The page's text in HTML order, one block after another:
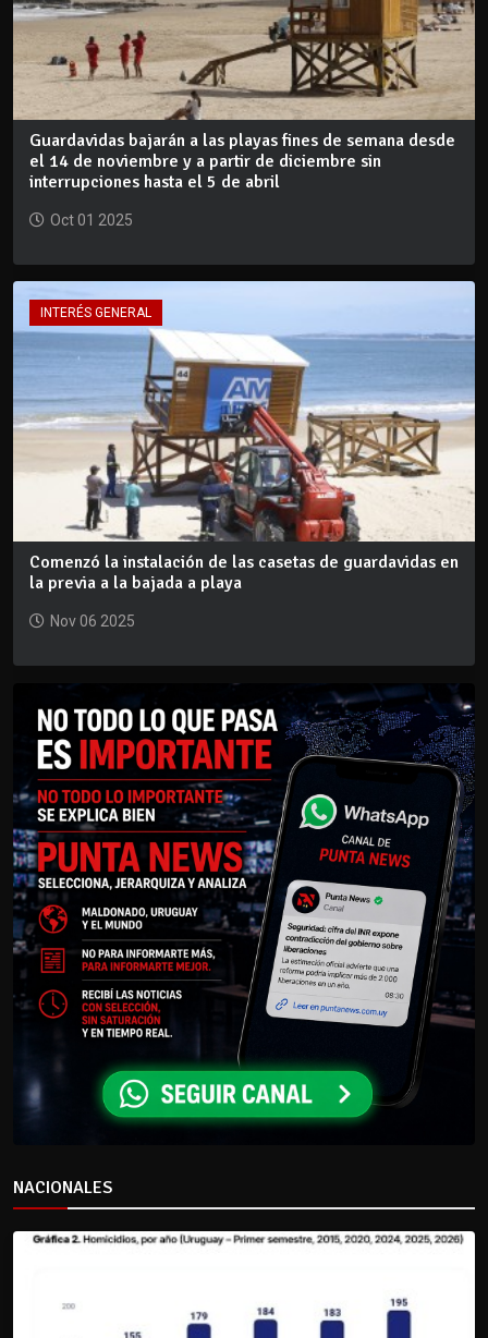
Guardavidas bajarán a las playas fines de semana desde
el 14 de noviembre y a partir de diciembre sin
interrupciones hasta el 5 de abril
Oct 01 2025
INTERÉS GENERAL
Comenzó la instalación de las casetas de guardavidas en
la previa a la bajada a playa
Nov 06 2025
NACIONALES